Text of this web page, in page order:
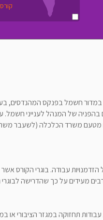
חשמל בפנקס המהנדסים,
בהפניה של המנהל לענייני
מטעם משרד הכלכלה (לשעבר
עבודה. בוגרי הקורס
מעידים על כך שהדרישה
תחזוקה במגזר הציבורי או